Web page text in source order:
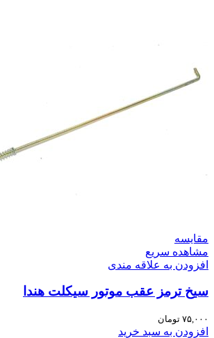
مقایسه
مشاهده سریع
افزودن به علاقه مندی
سیخ ترمز عقب موتور سیکلت هندا
۷۵,۰۰۰ تومان
افزودن به سبد خرید